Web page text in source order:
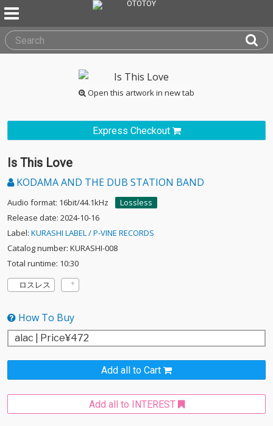
Open this artwork in new tab
Express Checkout
Is This Love
KODAMA AND THE DUB STATION BAND
Audio format: 16bit/44.1kHz
Lossless
Release date: 2024-10-16
Label: KURASHI LABEL / P-VINE RECORDS
Catalog number: KURASHI-008
Total runtime: 10:30
ロスレス
How To Buy
Add all to Cart
Add all to INTEREST